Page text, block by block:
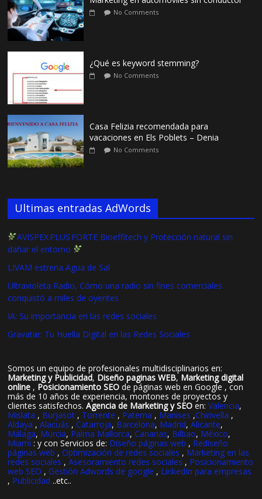
No Comments
¿Qué es keyword stemming?
No Comments
Casa Felizia recomendada para
vacaciones en Els Poblets – Denia
No Comments
Ultimas entradas AdWords
AVISPEX PLUS FORTE Bioeffitech y Protección natural sin
dañar el entorno
LIVAM estrena Agua de Sal
Ultravioleta Radio, Cómo una radio sin fines comerciales
conquistó a miles de oyentes
IA: Su importancia en las redes sociales
Gravatar: Tu Huella Digital en las Redes Sociales
Somos un equipo de profesionales multidisciplinarios en:
Marketing y Publicidad, Diseño paginas WEB, Marketing digital
online , Posicionamiento SEO de páginas web en Google , con
más de 10 años de experiencia, montones de proyectos y
clientes satisfechos.Agencia de Marketing y SEO en:Valencia,
Mislata , Burjasot , Torrente , Paterna , Manises ,Chirivella ,
Aldaya ,Alacuás ,Catarroja, Barcelona, Madrid,Alicante,
Málaga, Murcia, Palma Mallorca,Canarias, Bilbao, México,
Miami : y con Servicios de: Diseño páginas web , Rediseño
páginas web ,Optimización de redes sociales , Marketing en las
redes sociales ,Asesoramiento redes sociales , Posicionamiento
web SEO ,Gestión Adwords de google , LinkedIn para empresas
, Publicidad ..etc..